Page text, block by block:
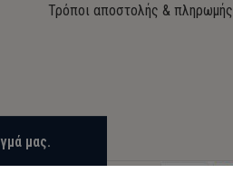
μας.
Τρόποι αποστολής & πληρωμής